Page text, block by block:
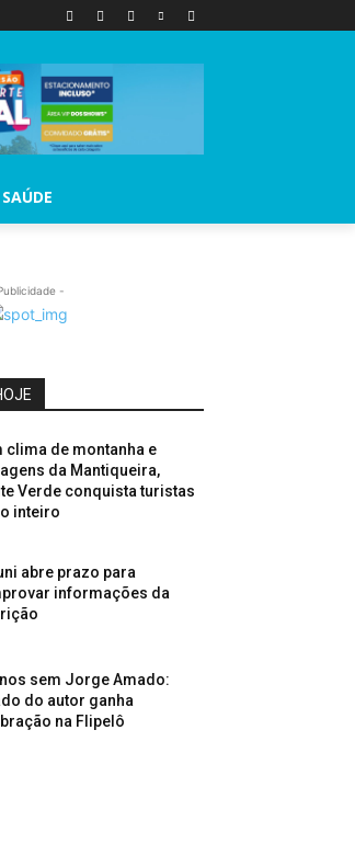
SAÚDE
-
clima de montanha e
da Mantiqueira,
Verde conquista turistas
inteiro
abre prazo para
informações da
sem Jorge Amado:
do autor ganha
na Flipelô